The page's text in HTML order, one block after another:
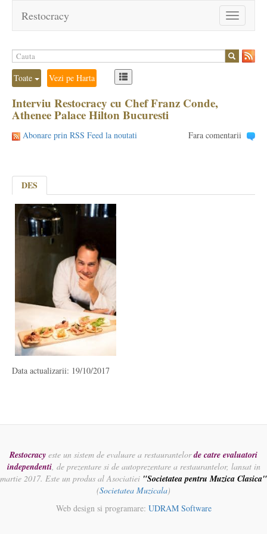
Toggle
navigation
Restocracy
Toate Vezi pe Harta
Interviu Restocracy cu Chef Franz Conde,
Athenee Palace Hilton Bucuresti
Abonare prin RSS Feed la noutati Fara comentarii
DES
Data actualizarii: 19/10/2017
Restocracy este un sistem de evaluare a restaurantelorde catre evaluatori
independenti, de prezentare si de autoprezentare a restaurantelor, lansat in
martie 2017. Este un produs al Asociatiei "Societatea pentru Muzica Clasica"
(Societatea Muzicala)
Web design si programare: UDRAM Software